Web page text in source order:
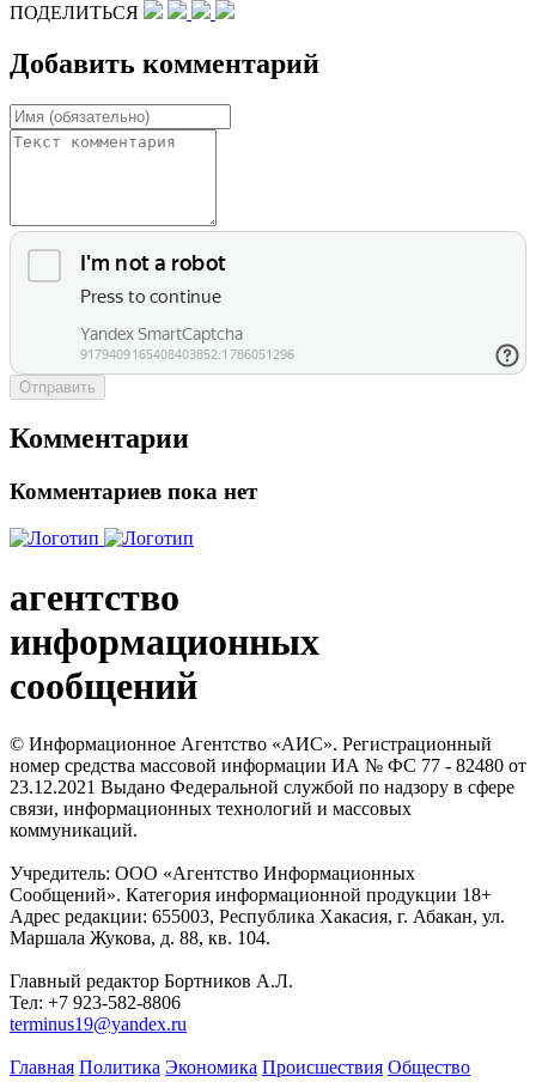
ПОДЕЛИТЬСЯ
Добавить комментарий
Отправить
Комментарии
Комментариев пока нет
агентство
информационных
сообщений
© Информационное Агентство «АИС». Регистрационный
номер средства массовой информации ИА № ФС 77 - 82480 от
23.12.2021 Выдано Федеральной службой по надзору в сфере
связи, информационных технологий и массовых
коммуникаций.
Учредитель: ООО «Агентство Информационных
Сообщений». Категория информационной продукции 18+
Адрес редакции: 655003, Республика Хакасия, г. Абакан, ул.
Маршала Жукова, д. 88, кв. 104.
Главный редактор Бортников А.Л.
Тел: +7 923-582-8806
terminus19@yandex.ru
Главная Политика Экономика Происшествия Общество